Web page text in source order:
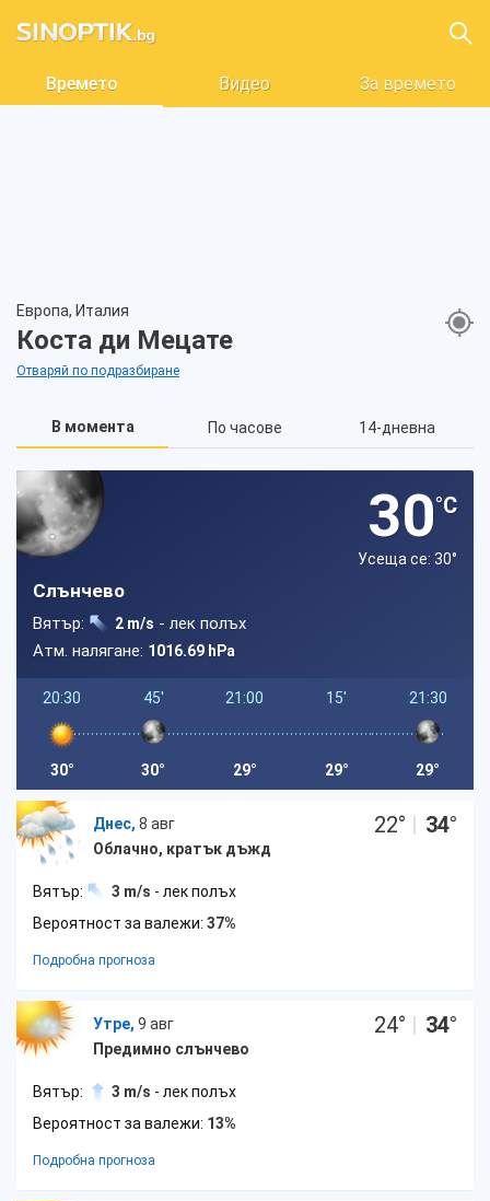
Времето Видео За времето
Европа, Италия
Коста ди Мецате
Отваряй по подразбиране
В момента По часове 14-дневна
30°C
Усеща се: 30°
Слънчево
Вятър: 2 m/s - лек полъх
Атм. налягане: 1016.69 hPa
20:30
30°
45'
30°
21:00
29°
15'
29°
21:30
29°
Днес, 8 авг
Облачно, кратък дъжд
22° | 34°
Вятър: 3 m/s - лек полъх
Вероятност за валежи: 37%
Подробна прогноза
Утре, 9 авг
Предимно слънчево
24° | 34°
Вятър: 3 m/s - лек полъх
Вероятност за валежи: 13%
Подробна прогноза